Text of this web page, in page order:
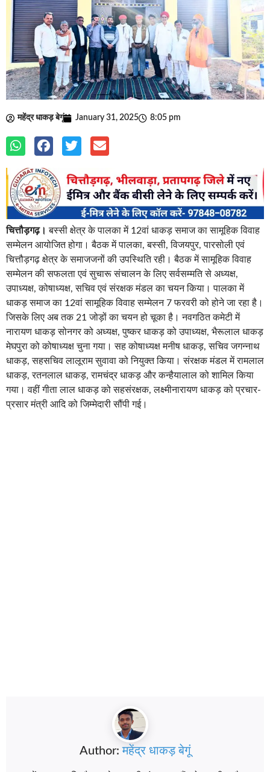
महेंद्र धाकड़ बेगूं January 31, 2025 8:05 pm
चित्तौड़गढ़। बस्सी क्षेत्र के पालका में 12वां धाकड़ समाज का सामूहिक विवाह
सम्मेलन आयोजित होगा। बैठक में पालका, बस्सी, विजयपुर, पारसोली एवं
चित्तौड़गढ़ क्षेत्र के समाजजनों की उपस्थिति रही। बैठक में सामूहिक विवाह
सम्मेलन की सफलता एवं सुचारू संचालन के लिए सर्वसम्मति से अध्यक्ष,
उपाध्यक्ष, कोषाध्यक्ष, सचिव एवं संरक्षक मंडल का चयन किया। पालका में
धाकड़ समाज का 12वां सामूहिक विवाह सम्मेलन 7 फरवरी को होने जा रहा है।
जिसके लिए अब तक 21 जोड़ों का चयन हो चूका है। नवगठित कमेटी में
नारायण धाकड़ सोनगर को अध्यक्ष, पुष्कर धाकड़ को उपाध्यक्ष, भैरूलाल धाकड़
मेघपुरा को कोषाध्यक्ष चुना गया। सह कोषाध्यक्ष मनीष धाकड़, सचिव जगन्नाथ
धाकड़, सहसचिव लालूराम सुवावा को नियुक्त किया। संरक्षक मंडल में रामलाल
धाकड़, रतनलाल धाकड़, रामचंद्र धाकड़ और कन्हैयालाल को शामिल किया
गया। वहीं गीता लाल धाकड़ को सहसंरक्षक, लक्ष्मीनारायण धाकड़ को प्रचार-
प्रसार मंत्री आदि को जिम्मेदारी सौंपी गई।
Author:महेंद्र धाकड़ बेगूं